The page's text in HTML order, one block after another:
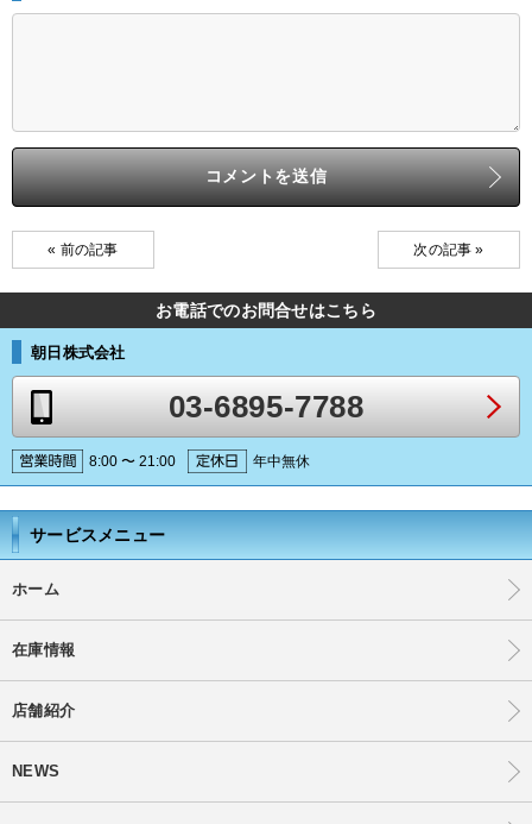
« 前の記事 次の記事 »
お電話でのお問合せはこちら
朝日株式会社
03-6895-7788
8:00 〜 21:00 年中無休
サービスメニュー
ホーム
在庫情報
店舗紹介
NEWS